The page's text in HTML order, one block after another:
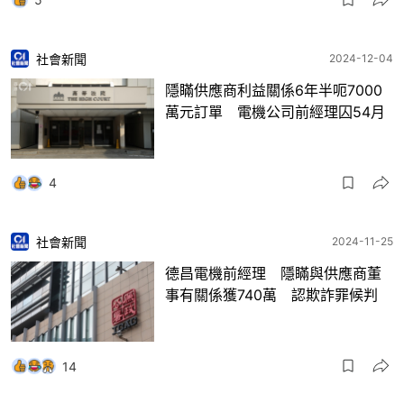
社會新聞 2024-12-04
隱瞞供應商利益關係6年半呃7000
萬元訂單 電機公司前經理囚54月
4
社會新聞 2024-11-25
德昌電機前經理 隱瞞與供應商董
事有關係獲740萬 認欺詐罪候判
14